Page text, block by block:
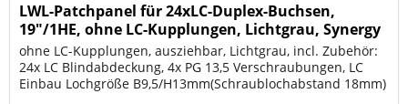
LWL-Patchpanel für 24xLC-Duplex-Buchsen,
19"/1HE, ohne LC-Kupplungen, Lichtgrau, Synergy
21,
ohne LC-Kupplungen, ausziehbar, Lichtgrau, incl. Zubehör:
24x LC Blindabdeckung, 4x PG 13,5 Verschraubungen, LC
Einbau Lochgröße B9,5/H13mm(Schraublochabstand 18mm)